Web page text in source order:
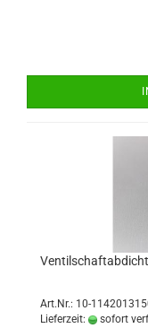
Art.Nr.: 10-
Lieferzeit:
sofort